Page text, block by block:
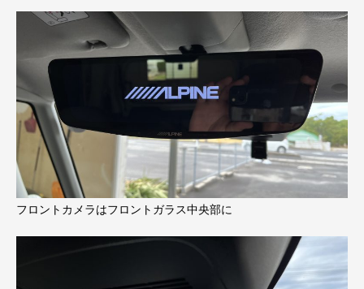
フロントカメラはフロントガラス中央部に